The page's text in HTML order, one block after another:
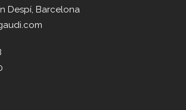
Despí, Barcelona